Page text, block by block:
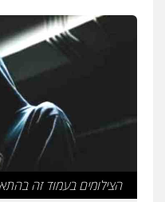
גיא
עו"ד
פלילי
אסירים
הצילומים בעמוד זה בהתאם לסעיף 27א